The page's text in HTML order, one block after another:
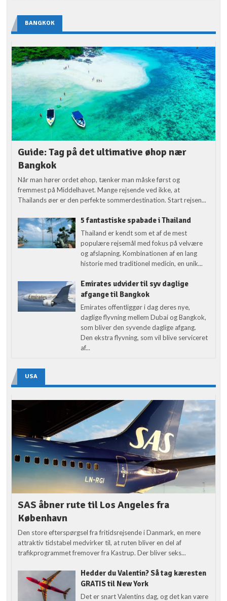
BANGKOK
Guide: Tag på det ultimative øhop nær
Bangkok
Når man hører ordet øhop, tænker man måske først og
fremmest på Middelhavet. Mange rejsende ved ikke, at
Thailands øer er den perfekte sommerdestination. Start rejsen...
5 fantastiske spabade i Thailand
Thailand er kendt som et af de mest
populære rejsemål med fokus på velvære
og afslapning. Kombinationen af en lang
historie med traditionel medicin, en unik...
Emirates udvider til syv daglige
afgange til Bangkok
Emirates offentliggør i dag deres nye,
daglige flyvning mellem Dubai og Bangkok,
som bliver den syvende daglige afgang.
Den ekstra flyvning, som vil blive serviceret
af...
USA
SAS åbner rute til Los Angeles fra
København
Den store efterspørgsel fra fritidsrejsende i Danmark, en mere
attraktiv tidstabel medvirker til, at ruten bliver en del af
trafikprogrammet fremover fra Kastrup. Der bliver seks...
Hedder du Valentin? Så tag kæresten
GRATIS til New York
Det er snart Valentins dag, og det kan være